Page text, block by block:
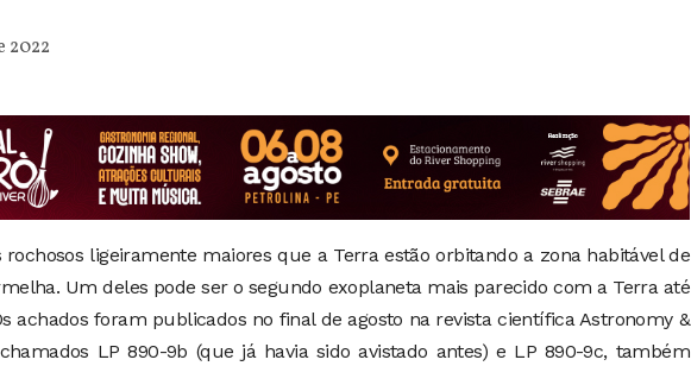
2022
ligeiramente maiores que a Terra estão orbitando a zona habitável de
Um deles pode ser o segundo exoplaneta mais parecido com a Terra até
achados foram publicados no final de agosto na revista científica Astronomy &
LP 890-9b (que já havia sido avistado antes) e LP 890-9c, também